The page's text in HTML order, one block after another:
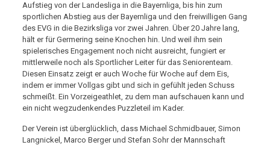
Aufstieg von der Landesliga in die Bayernliga, bis hin zum
sportlichen Abstieg aus der Bayernliga und den freiwilligen Gang
des EVG in die Bezirksliga vor zwei Jahren. Über 20 Jahre lang,
hält er für Germering seine Knochen hin. Und weil ihm sein
spielerisches Engagement noch nicht ausreicht, fungiert er
mittlerweile noch als Sportlicher Leiter für das Seniorenteam.
Diesen Einsatz zeigt er auch Woche für Woche auf dem Eis,
indem er immer Vollgas gibt und sich in gefühlt jeden Schuss
schmeißt. Ein Vorzeigeathlet, zu dem man aufschauen kann und
ein nicht wegzudenkendes Puzzleteil im Kader.
Der Verein ist überglücklich, dass Michael Schmidbauer, Simon
Langnickel, Marco Berger und Stefan Sohr der Mannschaft